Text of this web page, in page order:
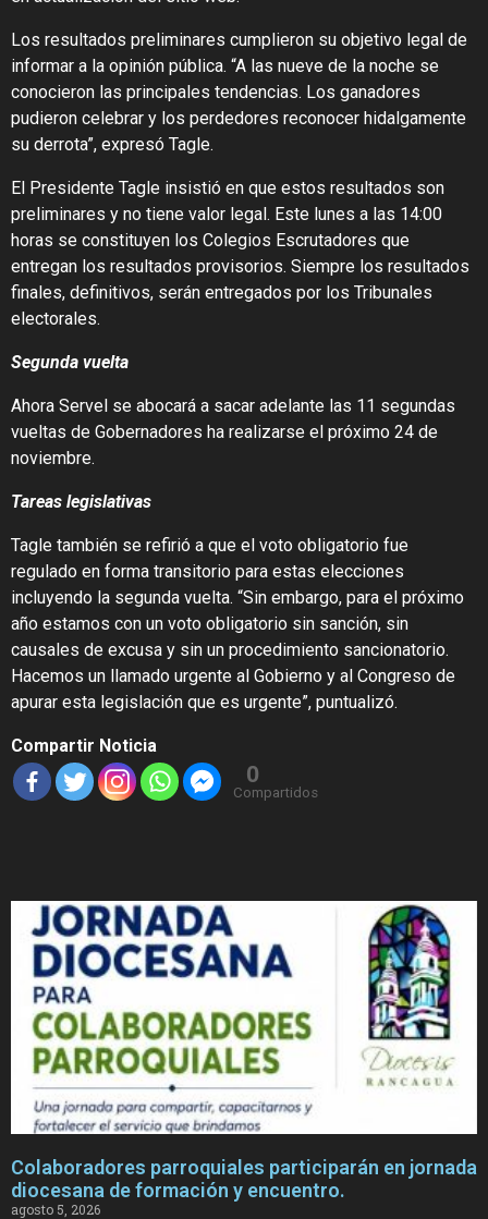
Los resultados preliminares cumplieron su objetivo legal de
informar a la opinión pública. “A las nueve de la noche se
conocieron las principales tendencias. Los ganadores
pudieron celebrar y los perdedores reconocer hidalgamente
su derrota”, expresó Tagle.
El Presidente Tagle insistió en que estos resultados son
preliminares y no tiene valor legal. Este lunes a las 14:00
horas se constituyen los Colegios Escrutadores que
entregan los resultados provisorios. Siempre los resultados
finales, definitivos, serán entregados por los Tribunales
electorales.
Segunda vuelta
Ahora Servel se abocará a sacar adelante las 11 segundas
vueltas de Gobernadores ha realizarse el próximo 24 de
noviembre.
Tareas legislativas
Tagle también se refirió a que el voto obligatorio fue
regulado en forma transitorio para estas elecciones
incluyendo la segunda vuelta. “Sin embargo, para el próximo
año estamos con un voto obligatorio sin sanción, sin
causales de excusa y sin un procedimiento sancionatorio.
Hacemos un llamado urgente al Gobierno y al Congreso de
apurar esta legislación que es urgente”, puntualizó.
Compartir Noticia
0
Compartidos
Colaboradores parroquiales participarán en jornada
diocesana de formación y encuentro.
agosto 5, 2026